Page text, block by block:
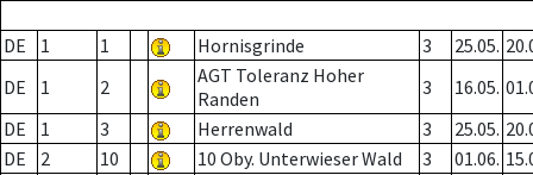
DE 1 1 Hornisgrinde 3 25.05.
DE
1 2
AGT Toleranz Hoher
Randen
3 16.05.
DE
1 3 Herrenwald 3 25.05.
DE
2 10 10 Oby. Unterwieser Wald 3 01.06.